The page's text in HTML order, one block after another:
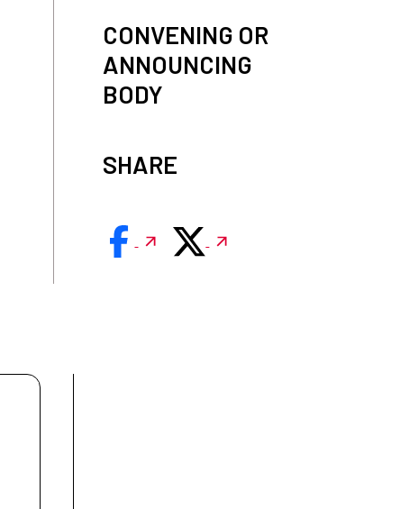
CONVENING OR
ANNOUNCING
BODY
SHARE